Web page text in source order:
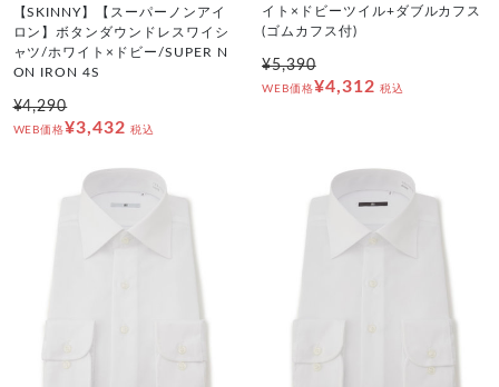
【SKINNY】【スーパーノンアイ
ロン】ボタンダウンドレスワイシ
ャツ/ホワイト×ドビー/SUPER N
ON IRON 4S
¥4,290
WEB価格¥3,432 税込
イト×ドビーツイル+ダブルカフス
(ゴムカフス付)
¥5,390
WEB価格¥4,312 税込